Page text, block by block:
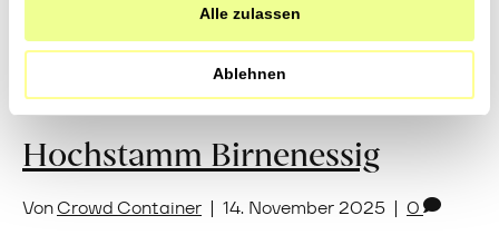
Alle zulassen
Ablehnen
Hochstamm Birnenessig
VonCrowd Container | 14. November 2025 | 0